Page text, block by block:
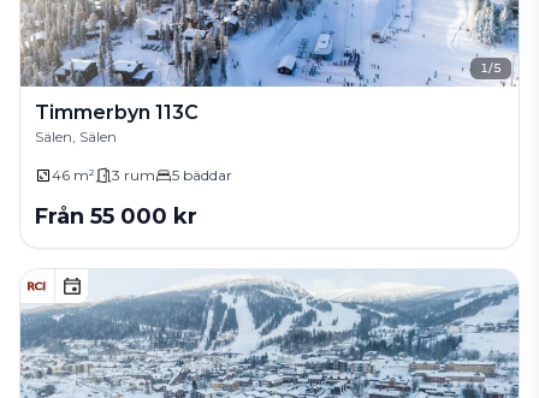
1/5
Timmerbyn 113C
Sälen, Sälen
46 m² 3 rum 5 bäddar
Från 55 000 kr